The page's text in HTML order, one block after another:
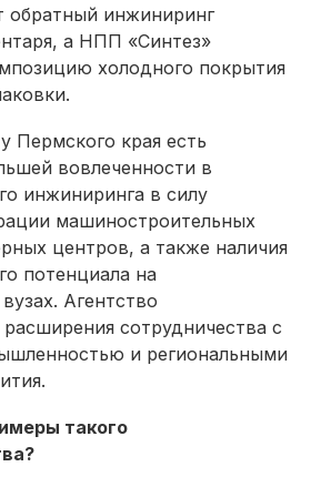
обратный инжиниринг
а НПП «Синтез»
холодного покрытия
Пермского края есть
вовлеченности в
инжиниринга в силу
машиностроительных
центров, а также наличия
потенциала на
Агентство
сотрудничества с
и региональными
такого